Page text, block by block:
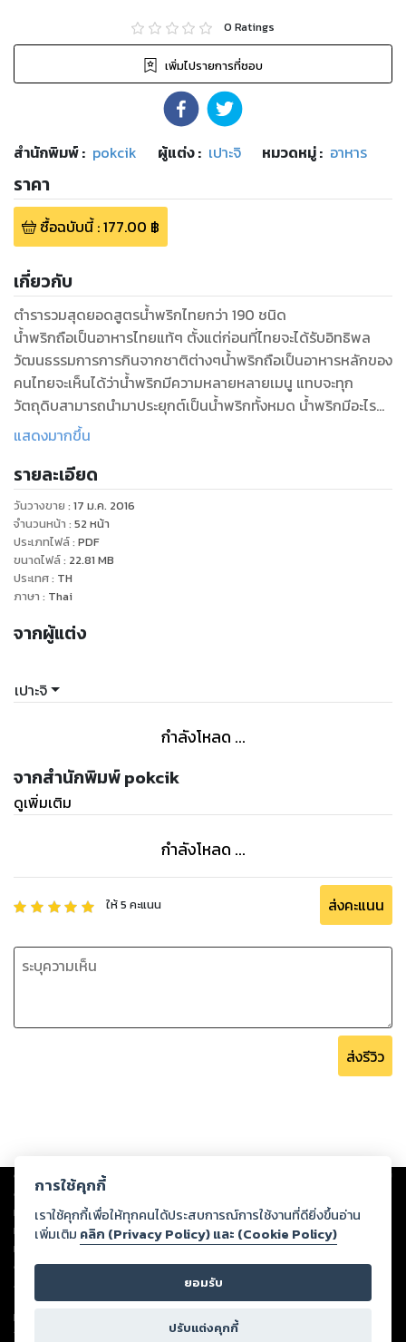
0 Ratings
เพิ่มไปรายการที่ชอบ
สำนักพิมพ์: pokcik ผู้แต่ง : เปาะจิ หมวดหมู่: อาหาร
ราคา
ซื้อฉบับนี้:177.00 ฿
เกี่ยวกับ
ตำรารวมสุดยอดสูตรน้ำพริกไทยกว่า 190 ชนิด
น้ำพริกถือเป็นอาหารไทยแท้ๆ ตั้งแต่ก่อนที่ไทยจะได้รับอิทธิพล
วัฒนธรรมการการกินจากชาติต่างๆน้ำพริกถือเป็นอาหารหลักของ
คนไทยจะเห็นได้ว่าน้ำพริกมีความหลายหลายเมนู แทบจะทุก
วัตถุดิบสามารถนำมาประยุกต์เป็นน้ำพริกทั้งหมด น้ำพริกมีอะไร
บ้าง มีทุกภาคในประเทศไทย ทั้งเหนือกลางใต้อีสานตะวันออก และ
และอีสาน
น้ำพริก เป็นอาหารไทยประเภทเครื่องจิ้ม นิยมรับประทานคู่กับผัก
สด ซึ่งมีส่วนประกอบหลัก คือ พริก น้ำพริก อ่านออกเสียงว่า น้ำ-
พิก เป็นเครื่องปรุงประเภทหนึ่ง ที่มีส่วนประกอบหลัก คือ พริก
เกลือ หอม กระเทียม เป็นต้น น้ำพริกมีมากมายแต่แตกต่างกันไป
ตามวิธีการทำ และเครื่องปรุงที่ใช้แตกต่างกัน ในแต่ละท้องถิ่น แต่มี
น้ำพริกเป็นอาหารไทยที่มีมานานมากสูตรน้ำพริกจึงถูกรังสรรค์
จริงๆสูตรน้ำพริกต่างๆ จึงได้แพร่หลายสูตรนำ้พริกวิธีทำนำ้พริก
สูตรน้ําพริกต่างๆ รวมน้ำพริก สูตรอาหารน้ำพริกนำ้พริกต่างๆ
รวมน้ําพริก สูตร น้ําพริกวิธีทำน้ำพริก อาหารสุขภาพโยคะธรรมะ
ยาโรคและการรักษาบำบัดโรคสมุนไพรสุขภาพ
แสดงมากขึ้น
รายละเอียด
วันวางขาย : 17 ม.ค. 2016
จำนวนหน้า : 52 หน้า
ประเภทไฟล์: PDF
ขนาดไฟล์: 22.81 MB
ประเทศ: TH
ภาษา : Thai
จากผู้แต่ง
เปาะจิ
กำลังโหลด ...
จากสำนักพิมพ์ pokcik
ดูเพิ่มเติม
กำลังโหลด ...
ให้5 คะแนน ส่งคะแนน
ส่งรีวิว
Copyright © 2026
ต่อผลงานหรือเนื้อหาใดที่อัปโหลดผ่านเว็บไซต์และปรากฏว่าละเมิดสิทธิใน
ทรัพย์สินทางปัญญาของบุคคลอื่นหรือขัดต่อกฎหมายและศีลธรรม ดังนั้น ผู้อ่าน
ทุกท่านโปรดใช้วิจารณญาณในการกลั่นกรองด้วยตนเอง และหากท่านพบว่าส่วน
หนึ่งส่วนใดขัดต่อกฎหมายและศีลธรรม กรุณาแจ้งมายังบริษัท เพื่อทีมงานจะได้
ดำเนินการในทันที ทั้งนี้ ทางสตอรี่ล็อกขอสงวนลิขสิทธิ์ตามพระราชบัญญัติ
ลิขสิทธิ์ พ.ศ. 2537 (ฉบับล่าสุด)
For support: member@ookbee.com
Version
การใช้คุกกี้
เราใช้คุกกี้เพื่อให้ทุกคนได้ประสบการณ์การใช้งานที่ดียิ่งขึ้นอ่าน
เพิ่มเติม คลิก (Privacy Policy) และ (Cookie Policy)
ยอมรับ
ปรับแต่งคุกกี้